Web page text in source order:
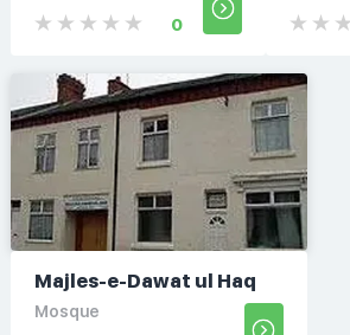
0
Majles-e-Dawat ul Haq
Mosque